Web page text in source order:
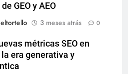
GEO y AEO
3 meses atrás 0
métricas SEO en
era generativa y